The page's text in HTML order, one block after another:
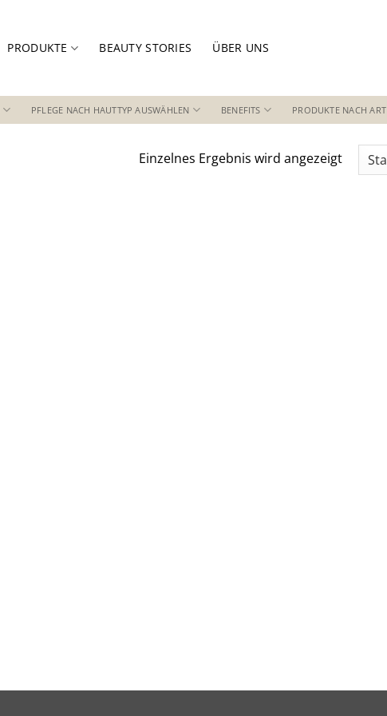
PRODUKTE BEAUTY STORIES ÜBER UNS
PFLEGE NACH HAUTTYP AUSWÄHLEN BENEFITS PRODUKTE NACH ART
Einzelnes Ergebnis wird angezeigt